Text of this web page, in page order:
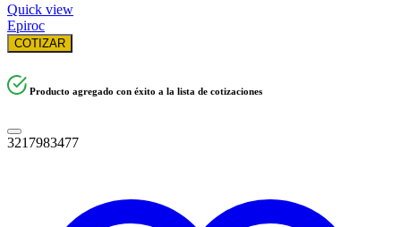
Quick view
Epiroc
COTIZAR
Producto agregado con éxito a la lista de cotizaciones
3217983477